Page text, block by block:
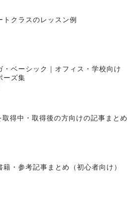
トクラスのレッスン例
・ベーシック｜オフィス・学校向け
ーズ集
得中・取得後の方向けの記事まとめ
籍・参考記事まとめ（初心者向け）